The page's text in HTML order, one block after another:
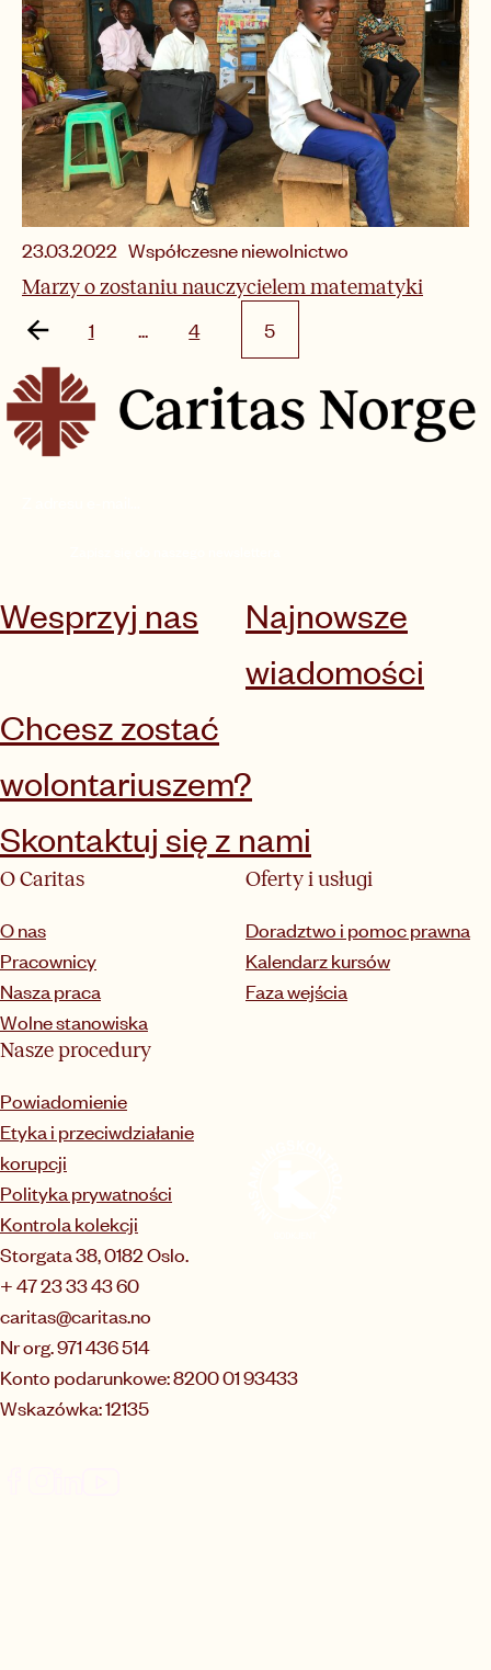
23.03.2022 Współczesne niewolnictwo
Marzy o zostaniu nauczycielem matematyki
1 ... 4 5
Wesprzyj nas
Najnowsze
wiadomości
Chcesz zostać
wolontariuszem?
Skontaktuj się z nami
O Caritas
O nas
Pracownicy
Nasza praca
Wolne stanowiska
Oferty i usługi
Doradztwo i pomoc prawna
Kalendarz kursów
Faza wejścia
Nasze procedury
Powiadomienie
Etyka i przeciwdziałanie
korupcji
Polityka prywatności
Kontrola kolekcji
Storgata 38, 0182 Oslo.
+ 47 23 33 43 60
caritas@caritas.no
Nr org. 971 436 514
Konto podarunkowe: 8200 01 93433
Wskazówka: 12135